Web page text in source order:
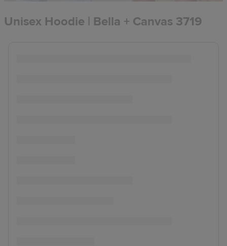
Unisex Hoodie | Bella + Canvas 3719